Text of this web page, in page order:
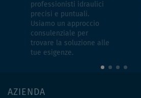
professionisti idraulici
precisi e puntuali.
Usiamo un approccio
consulenziale per
trovare la soluzione alle
tue esigenze.
AZIENDA